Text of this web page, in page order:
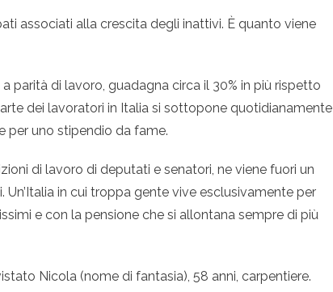
associati alla crescita degli inattivi. Ѐ quanto viene
parità di lavoro, guadagna circa il 30% in più rispetto
dei lavoratori in Italia si sottopone quotidianamente
per uno stipendio da fame.
di lavoro di deputati e senatori, ne viene fuori un
in cui troppa gente vive esclusivamente per
e con la pensione che si allontana sempre di più
Nicola (nome di fantasia), 58 anni, carpentiere.